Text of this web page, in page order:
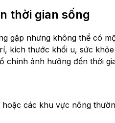
thời gian sống
gặp nhưng không thể có
kích thước khối u, sức
chính ảnh hưởng đến thời
các khu vực nông